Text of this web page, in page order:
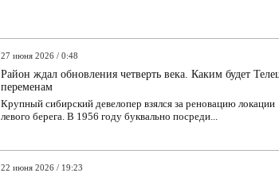
27 июня 2026 / 0:48
Район ждал обновления четверть века. Каким будет
переменам
Крупный сибирский девелопер взялся за реновацию
левого берега. В 1956 году буквально посреди...
22 июня 2026 / 19:23